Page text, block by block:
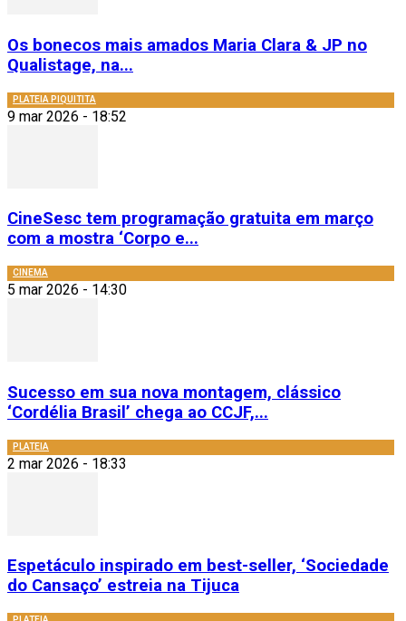
Os bonecos mais amados Maria Clara & JP no
Qualistage, na...
PLATEIA PIQUITITA
9 mar 2026 - 18:52
CineSesc tem programação gratuita em março
com a mostra ‘Corpo e...
CINEMA
5 mar 2026 - 14:30
Sucesso em sua nova montagem, clássico
‘Cordélia Brasil’ chega ao CCJF,...
PLATEIA
2 mar 2026 - 18:33
Espetáculo inspirado em best-seller, ‘Sociedade
do Cansaço’ estreia na Tijuca